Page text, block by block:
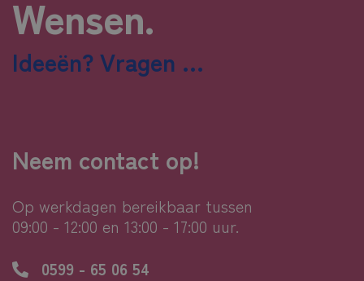
Wensen.
Ideeën? Vragen ...
Neem contact op!
Op werkdagen bereikbaar tussen
09:00 - 12:00 en 13:00 - 17:00 uur.
0599 - 65 06 54